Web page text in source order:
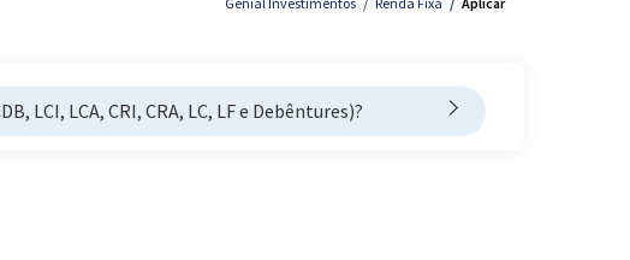
LCI, LCA, CRI, CRA, LC, LF e Debêntures)?